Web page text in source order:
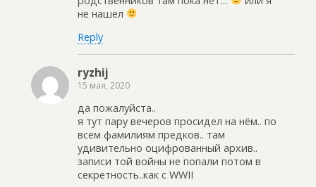
не нашел
Reply
ryzhij
15 мая, 2020
да пожалуйста..
я тут пару вечеров просидел на нём.. по
всем фамилиям предков.. там
удивительно оцифрованный архив..
записи той войны не попали потом в
секретность..как с WWII